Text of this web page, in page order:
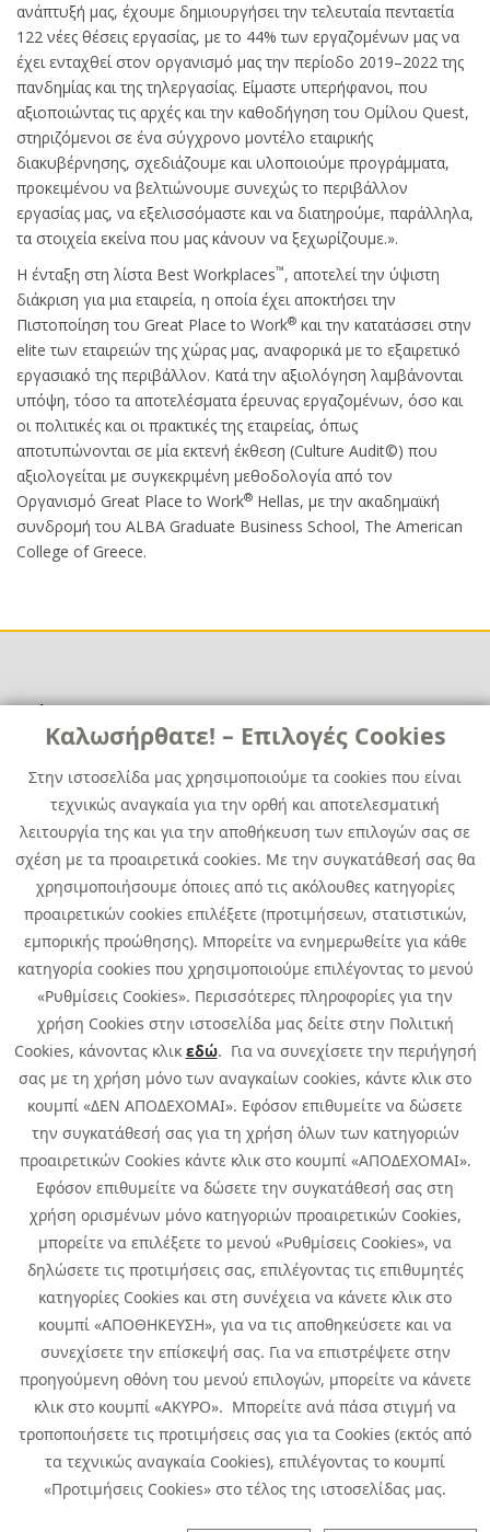
Καλωσήρθατε! – Επιλογές Cookies
Στην ιστοσελίδα μας χρησιμοποιούμε τα cookies που είναι
τεχνικώς αναγκαία για την ορθή και αποτελεσματική
λειτουργία της και για την αποθήκευση των επιλογών σας σε
σχέση με τα προαιρετικά cookies. Με την συγκατάθεσή σας θα
χρησιμοποιήσουμε όποιες από τις ακόλουθες κατηγορίες
προαιρετικών cookies επιλέξετε (προτιμήσεων, στατιστικών,
εμπορικής προώθησης). Μπορείτε να ενημερωθείτε για κάθε
κατηγορία cookies που χρησιμοποιούμε επιλέγοντας το μενού
«Ρυθμίσεις Cookies». Περισσότερες πληροφορίες για την
χρήση Cookies στην ιστοσελίδα μας δείτε στην Πολιτική
Cookies, κάνοντας κλικ εδώ. Για να συνεχίσετε την περιήγησή
σας με τη χρήση μόνο των αναγκαίων cookies, κάντε κλικ στο
κουμπί «ΔΕΝ ΑΠΟΔΕΧΟΜΑΙ». Εφόσον επιθυμείτε να δώσετε
την συγκατάθεσή σας για τη χρήση όλων των κατηγοριών
προαιρετικών Cookies κάντε κλικ στο κουμπί «ΑΠΟΔΕΧΟΜΑΙ».
Εφόσον επιθυμείτε να δώσετε την συγκατάθεσή σας στη
χρήση ορισμένων μόνο κατηγοριών προαιρετικών Cookies,
μπορείτε να επιλέξετε το μενού «Ρυθμίσεις Cookies», να
δηλώσετε τις προτιμήσεις σας, επιλέγοντας τις επιθυμητές
κατηγορίες Cookies και στη συνέχεια να κάνετε κλικ στο
κουμπί «ΑΠΟΘΗΚΕΥΣΗ», για να τις αποθηκεύσετε και να
συνεχίσετε την επίσκεψή σας. Για να επιστρέψετε στην
προηγούμενη οθόνη του μενού επιλογών, μπορείτε να κάνετε
κλικ στο κουμπί «ΑΚΥΡΟ». Μπορείτε ανά πάσα στιγμή να
τροποποιήσετε τις προτιμήσεις σας για τα Cookies (εκτός από
τα τεχνικώς αναγκαία Cookies), επιλέγοντας το κουμπί
«Προτιμήσεις Cookies» στο τέλος της ιστοσελίδας μας.
ανάπτυξή μας, έχουμε δημιουργήσει την τελευταία πενταετία
122 νέες θέσεις εργασίας, με το 44% των εργαζομένων μας να
έχει ενταχθεί στον οργανισμό μας την περίοδο 2019–2022 της
πανδημίας και της τηλεργασίας. Είμαστε υπερήφανοι, που
αξιοποιώντας τις αρχές και την καθοδήγηση του Ομίλου Quest,
στηριζόμενοι σε ένα σύγχρονο μοντέλο εταιρικής
διακυβέρνησης, σχεδιάζουμε και υλοποιούμε προγράμματα,
προκειμένου να βελτιώνουμε συνεχώς το περιβάλλον
εργασίας μας, να εξελισσόμαστε και να διατηρούμε, παράλληλα,
τα στοιχεία εκείνα που μας κάνουν να ξεχωρίζουμε.».
Η ένταξη στη λίστα Best Workplaces™, αποτελεί την ύψιστη
διάκριση για μια εταιρεία, η οποία έχει αποκτήσει την
Πιστοποίηση του Great Place to Work® και την κατατάσσει στην
elite των εταιρειών της χώρας μας, αναφορικά με το εξαιρετικό
εργασιακό της περιβάλλον. Κατά την αξιολόγηση λαμβάνονται
υπόψη, τόσο τα αποτελέσματα έρευνας εργαζομένων, όσο και
οι πολιτικές και οι πρακτικές της εταιρείας, όπως
αποτυπώνονται σε μία εκτενή έκθεση (Culture Audit©) που
αξιολογείται με συγκεκριμένη μεθοδολογία από τον
Οργανισμό Great Place to Work® Hellas, με την ακαδημαϊκή
συνδρομή του ALBA Graduate Business School, The American
College of Greece.
Χρήσιμα
Χρήσιμα
Επικοινωνία
Media Kit
Καριέρα
Όμιλος Quest
Site Map
Copyright © 2026 Infoquest.gr Με επιφύλαξη κάθε νόμιμου δικαιώματος.
Πολιτική Cookies Προτιμήσεις Cookies | Όροι Χρήσης
Πολιτική Απορρήτου: Για να ενημερωθείτε σχετικά με την επεξεργασία
προσωπικών δεδομένων πατήστεεδώ .
Ειδική Δήλωση CCTV
Ειδική Δήλωση Απορρήτου Υποβολής